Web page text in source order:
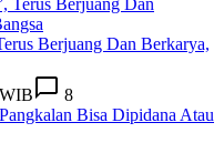
Berjuang Dan Berkarya,
8